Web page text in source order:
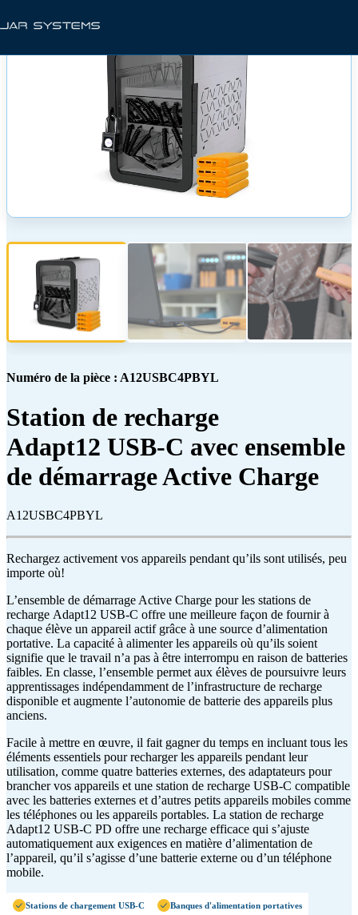
Numéro de la pièce : A12USBC4PBYL
Station de recharge
Adapt12 USB-C avec ensemble
de démarrage Active Charge
A12USBC4PBYL
Rechargez activement vos appareils pendant qu’ils sont utilisés, peu
importe où!
L’ensemble de démarrage Active Charge pour les stations de
recharge Adapt12 USB-C offre une meilleure façon de fournir à
chaque élève un appareil actif grâce à une source d’alimentation
portative. La capacité à alimenter les appareils où qu’ils soient
signifie que le travail n’a pas à être interrompu en raison de batteries
faibles. En classe, l’ensemble permet aux élèves de poursuivre leurs
apprentissages indépendamment de l’infrastructure de recharge
disponible et augmente l’autonomie de batterie des appareils plus
anciens.
Facile à mettre en œuvre, il fait gagner du temps en incluant tous les
éléments essentiels pour recharger les appareils pendant leur
utilisation, comme quatre batteries externes, des adaptateurs pour
brancher vos appareils et une station de recharge USB-C compatible
avec les batteries externes et d’autres petits appareils mobiles comme
les téléphones ou les appareils portables. La station de recharge
Adapt12 USB-C PD offre une recharge efficace qui s’ajuste
automatiquement aux exigences en matière d’alimentation de
l’appareil, qu’il s’agisse d’une batterie externe ou d’un téléphone
mobile.
Stations de chargement USB-C Banques d'alimentation portatives